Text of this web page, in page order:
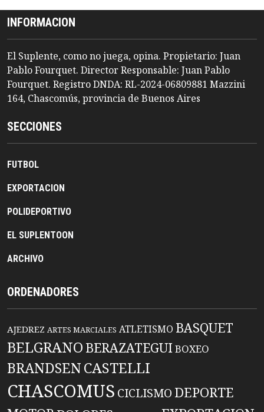
INFORMACION
El Suplente, como no juega, opina. Propietario: Juan
Pablo Fourquet. Director Responsable: Juan Pablo
Fourquet. Registro DNDA: RL-2024-06809881 Mazzini
164, Chascomús, provincia de Buenos Aires
SECCIONES
FUTBOL
EXPORTACION
POLIDEPORTIVO
EL SUPLENTOON
ARCHIVO
ORDENADORES
AJEDREZ ARTES MARCIALES ATLETISMO BASQUET
BELGRANO BERAZATEGUIBOXEO
BRANDSENCASTELLI
CHASCOMUS CICLISMO DEPORTE